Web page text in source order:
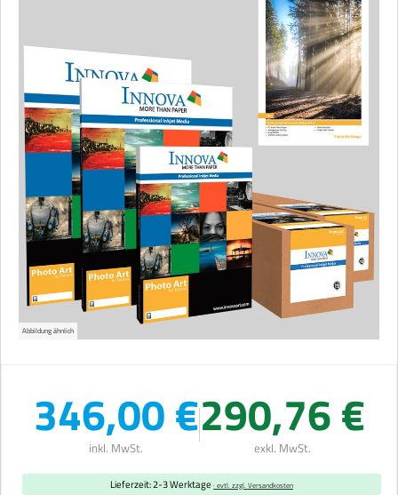
Abbildung ähnlich
346,00 €
inkl. MwSt.
290,76 €
exkl. MwSt.
Lieferzeit: 2-3 Werktage · evtl. zzgl. Versandkosten